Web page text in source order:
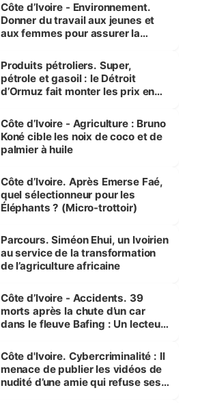
Côte d’Ivoire - Environnement.
Donner du travail aux jeunes et
aux femmes pour assurer la
menacées
Produits pétroliers. Super,
pétrole et gasoil : le Détroit
d’Ormuz fait monter les prix en
Côte d’Ivoire - Agriculture : Bruno
Koné cible les noix de coco et de
palmier à huile
Côte d’Ivoire. Après Emerse Faé,
quel sélectionneur pour les
Éléphants ? (Micro-trottoir)
Parcours. Siméon Ehui, un Ivoirien
au service de la transformation
de l’agriculture africaine
Côte d’Ivoire - Accidents. 39
morts après la chute d’un car
dans le fleuve Bafing : Un lecteur
des Transports
Côte d'Ivoire. Cybercriminalité : Il
menace de publier les vidéos de
nudité d’une amie qui refuse ses